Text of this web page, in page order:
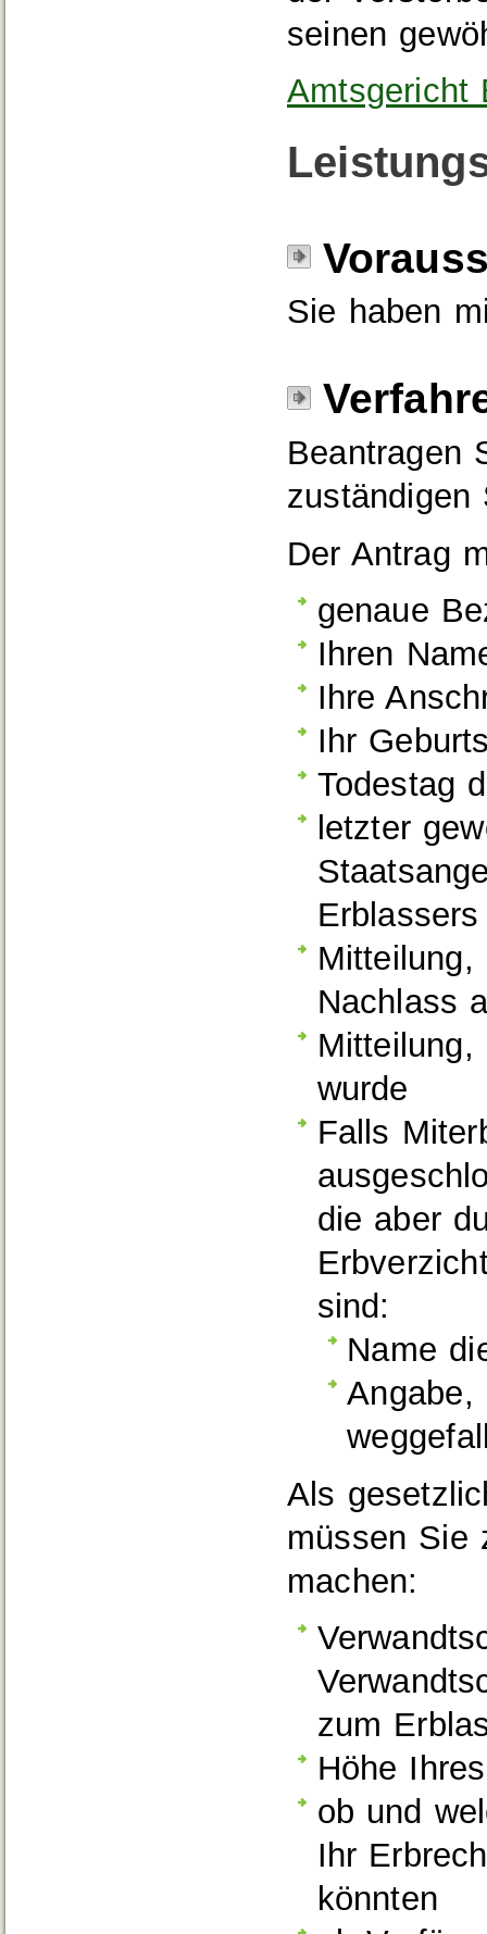
seinen
Amtsgericht
Sie haben
Beantragen
zuständigen
Der Antrag
genaue
Ihren
Ihre
Ihr
Todestag
letzter
Erblassers
Nachlass
wurde
Falls
die aber
sind:
Name
Angabe,
Als
müssen Sie
machen:
zum
Höhe
ob und
Ihr
könnten